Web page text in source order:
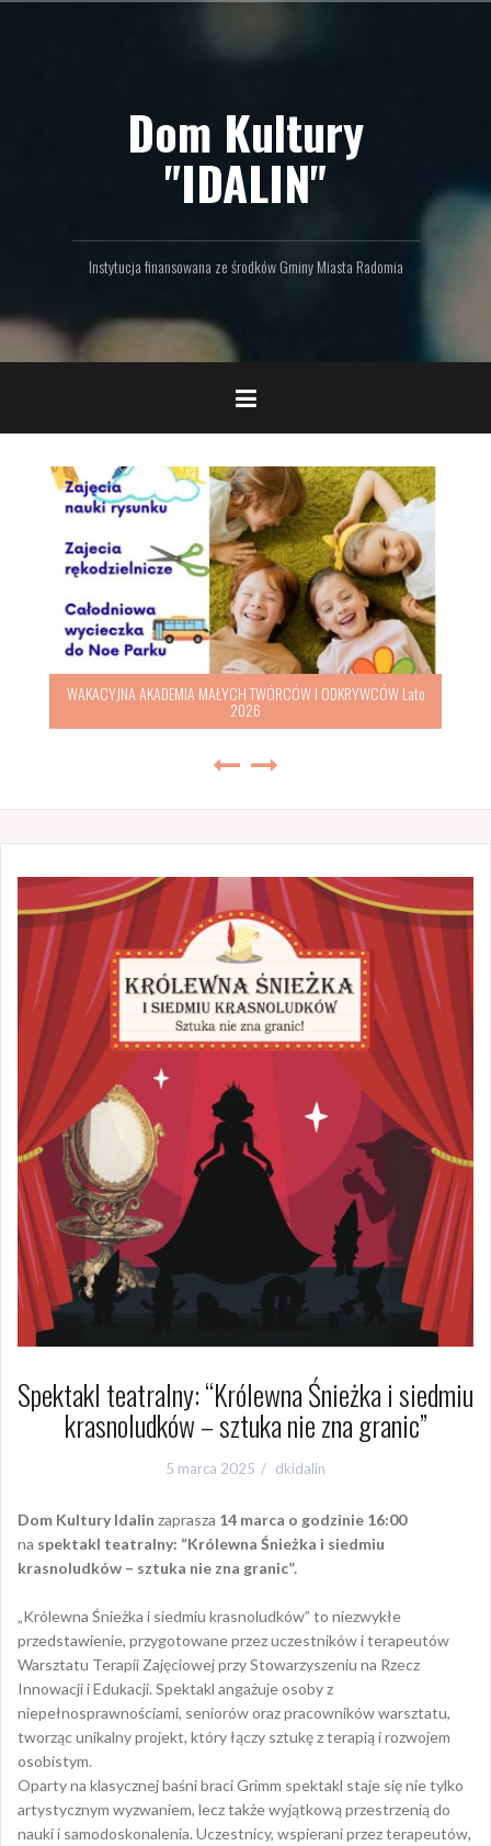
c
Dom Kultury
"IDALIN"
Instytucja finansowana ze środków Gminy Miasta Radomia
WAKACYJNA AKADEMIA MAŁYCH TWÓRCÓW I ODKRYWCÓW Lato
2026
Spektakl teatralny: “Królewna Śnieżka i siedmiu
krasnoludków – sztuka nie zna granic”
5 marca 2025 dkidalin
Dom Kultury Idalin zaprasza 14 marca o godzinie 16:00
na spektakl teatralny: “Królewna Śnieżka i siedmiu
krasnoludków – sztuka nie zna granic”.
„Królewna Śnieżka i siedmiu krasnoludków” to niezwykłe
przedstawienie, przygotowane przez uczestników i terapeutów
Warsztatu Terapii Zajęciowej przy Stowarzyszeniu na Rzecz
Innowacji i Edukacji. Spektakl angażuje osoby z
niepełnosprawnościami, seniorów oraz pracowników warsztatu,
tworząc unikalny projekt, który łączy sztukę z terapią i rozwojem
osobistym.
Oparty na klasycznej baśni braci Grimm spektakl staje się nie tylko
artystycznym wyzwaniem, lecz także wyjątkową przestrzenią do
nauki i samodoskonalenia. Uczestnicy, wspierani przez terapeutów,